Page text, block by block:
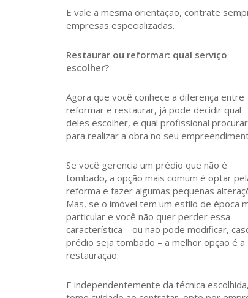
E vale a mesma orientação, contrate
empresas especializadas.
Restaurar ou reformar: qual serviço
escolher?
Agora que você conhece a diferença entre
reformar e restaurar, já pode decidir qual
deles escolher, e qual profissional procurar
para realizar a obra no seu
Se você gerencia um prédio que não é
tombado, a opção mais comum é optar
reforma e fazer algumas pequenas
Mas, se o imóvel tem um estilo de época
particular e você não quer perder essa
característica – ou não pode modificar,
prédio seja tombado – a melhor opção é a
restauração.
E independentemente da técnica escolhida,